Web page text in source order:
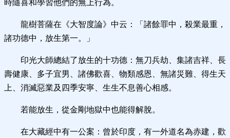
時隨喜和學習他們的無上行為。
龍樹菩薩在《大智度論》中云：「諸餘罪中，殺業最重，
諸功德中，放生第一。」
印光大師總結了放生的十功德：無刀兵劫、集諸吉祥、長
壽健康、多子宜男、諸佛歡喜、物類感恩、無諸災難、得生天
上、消滅惡業及四季安寧、生生不息善心相感。
若能放生，從金剛地獄中也能得解脫。
在大藏經中有一公案：曾於印度，有一外道名為赤建，歡